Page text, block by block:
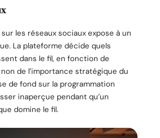
les réseaux sociaux expose à un
La plateforme décide quels
dans le fil, en fonction de
non de l’importance stratégique du
de fond sur la programmation
inaperçue pendant qu’un
domine le fil.